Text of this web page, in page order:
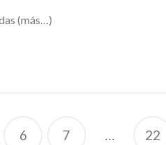
(más…)
6 7 … 22